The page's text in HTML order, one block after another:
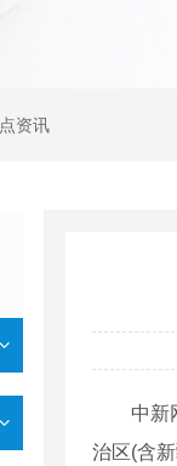
资讯
中新网
治区(含